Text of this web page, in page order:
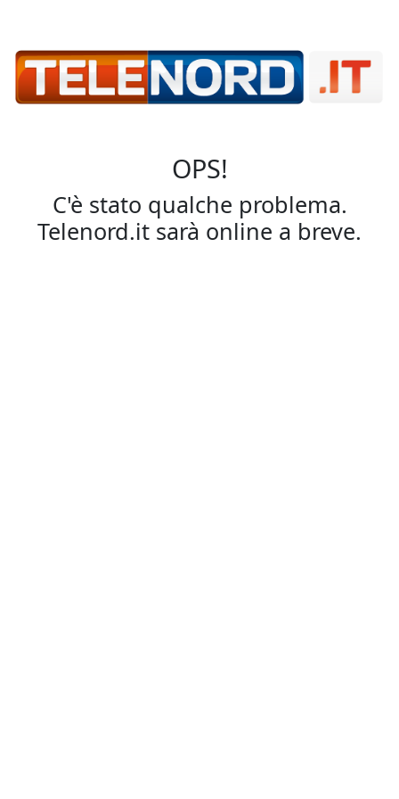
OPS!
C'è stato qualche problema.
Telenord.it sarà online a breve.